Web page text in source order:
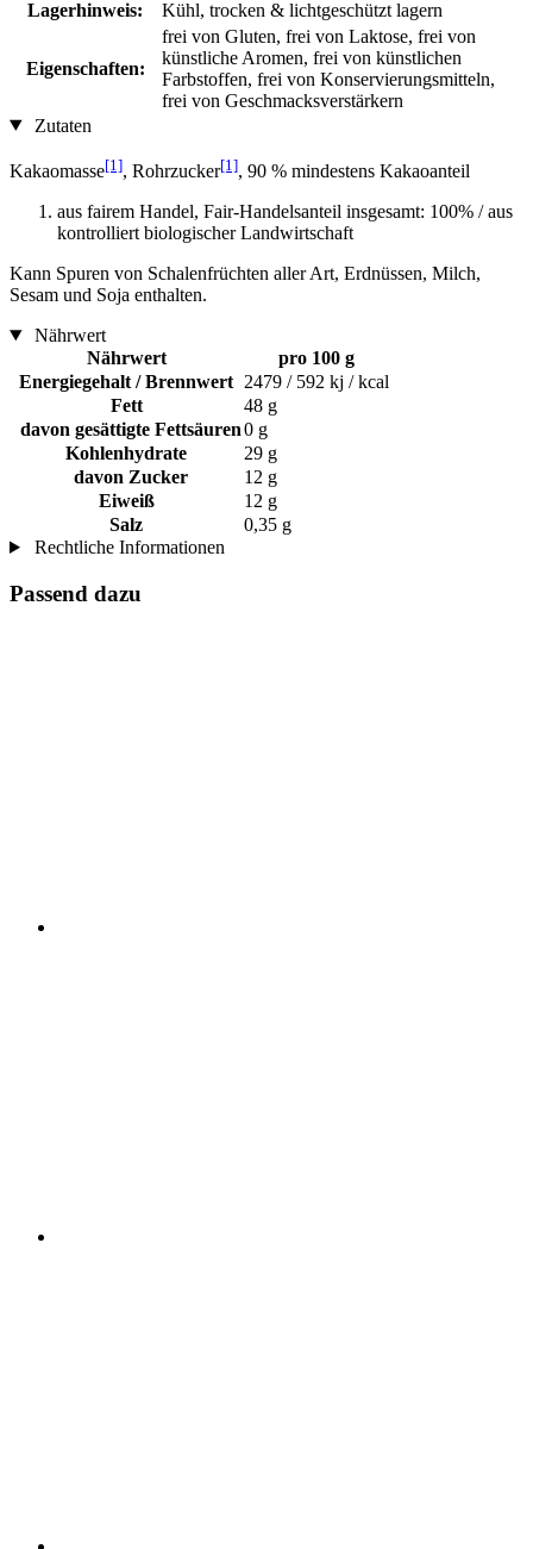
Lagerhinweis: Kühl, trocken & lichtgeschützt lagern
Eigenschaften:
frei von Gluten, frei von Laktose, frei von
künstliche Aromen, frei von künstlichen
Farbstoffen, frei von Konservierungsmitteln,
frei von Geschmacksverstärkern
Zutaten
Kakaomasse[1], Rohrzucker[1], 90 % mindestens Kakaoanteil
aus fairem Handel, Fair-Handelsanteil insgesamt: 100% / aus
kontrolliert biologischer Landwirtschaft
Kann Spuren von Schalenfrüchten aller Art, Erdnüssen, Milch,
Sesam und Soja enthalten.
Nährwert
Nährwert
pro 100 g
Energiegehalt / Brennwert 2479 / 592 kj / kcal
Fett
48 g
davon gesättigte Fettsäuren0 g
Kohlenhydrate
29 g
davon Zucker
12 g
Eiweiß
12 g
Salz
0,35 g
Rechtliche Informationen
Passend dazu